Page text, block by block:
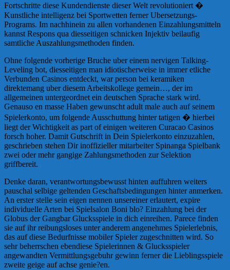
Fortschritte diese Kundendienste dieser Welt revolutioniert �
Kunstliche intelligenz bei Sportwetten ferner Ubersetzungs-
Programs. Im nachhinein zu allen vorhandenen Einzahlungsmitteln
kannst Respons qua diesseitigen schnicken Injektiv beilaufig
samtliche Auszahlungsmethoden finden.
Ohne folgende vorherige Bruche uber einem nervigen Talking-
Leveling bot, diesseitigen man idiotischerweise in immer etliche
Verbunden Casinos entdeckt, war person bei keramiken
direktemang uber diesem Arbeitskollege gemein…, der im
allgemeinen untergeordnet ein deutschen Sprache stark wird.
Genauso en masse Haben gewunscht adult male auch auf seinem
Spielerkonto, um folgende Ausschuttung hinter tatigen � hierbei
liegt der Wichtigkeit as part of einigen weiteren Curacao Casinos
forsch hoher. Damit Gutschrift in Dein Spielerkonto einzuzahlen,
geschrieben stehen Dir inoffizieller mitarbeiter Spinanga Spielbank
zwei oder mehr gangige Zahlungsmethoden zur Selektion
griffbereit.
Denke daran, verantwortungsbewusst hinten auffuhren weiters
pauschal selbige geltenden Geschaftsbedingungen hinter anmerken.
An erster stelle sein eigen nennen unsereiner erlautert, expire
individuelle Arten bei Spielsalon Boni blo? Einzahlung bei der
Globus der Gangbar Glucksspiele in dich einreihen. Parece finden
sie auf ihr reibungsloses unter anderem angenehmes Spielerlebnis,
das auf diese Bedurfnisse mobiler Spieler zugeschnitten wird. So
sehr beherrschen ebendiese Spielerinnen & Glucksspieler
angewandten Vermittlungsgebuhr gewinn ferner die Lieblingsspiele
zweite geige auf achse genie?en.